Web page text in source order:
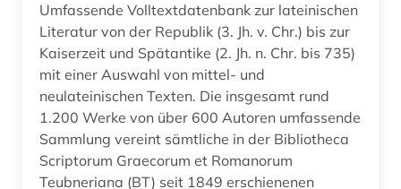
geschichte 1730-1790 (1)
geschichte 1749-1924 (3)
geschichte 1750-1850 (1)
geschichte 1770-1785 (1)
geschichte 1782-1903 (1)
Umfassende Volltextdatenbank zur lateinischen
Literatur von der Republik (3. Jh. v. Chr.) bis zur
Kaiserzeit und Spätantike (2. Jh. n. Chr. bis 735)
mit einer Auswahl von mittel- und
neulateinischen Texten. Die insgesamt rund
1.200 Werke von über 600 Autoren umfassende
Sammlung vereint sämtliche in der Bibliotheca
Scriptorum Graecorum et Romanorum
Teubneriana (BT) seit 1849 erschienenen